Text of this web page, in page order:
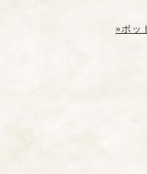
»ポッ